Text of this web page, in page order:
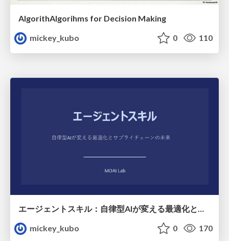
AlgorithAlgorihms for Decision Making
mickey_kubo
0 110
エージェントスキル：自律型AIが変える最適化とサプライチェーンの未来
mickey_kubo
0 170